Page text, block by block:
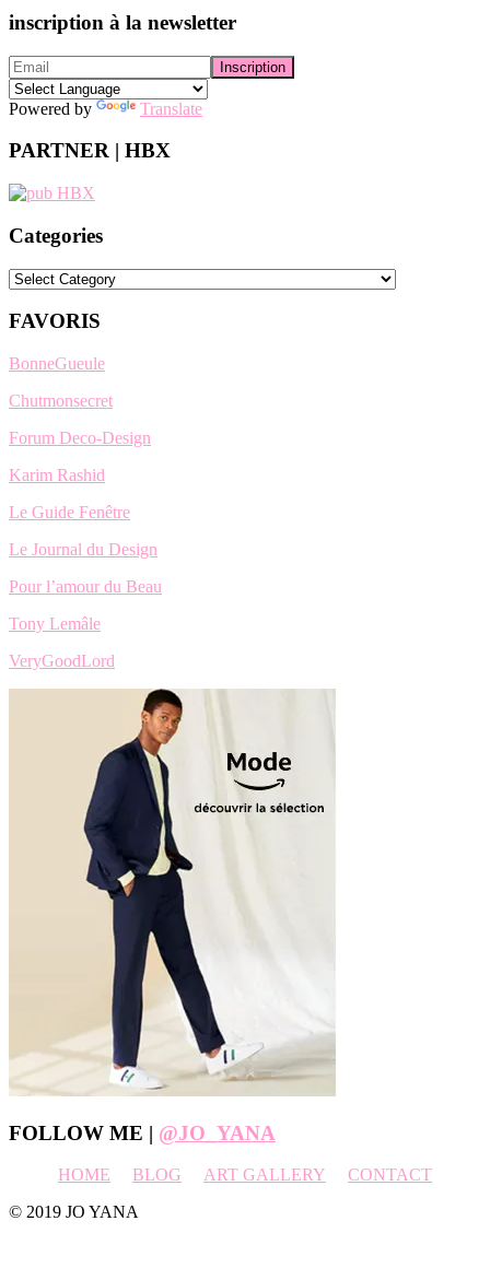
inscription à la newsletter
Powered by Translate
PARTNER | HBX
Categories
Categories
FAVORIS
BonneGueule
Chutmonsecret
Forum Deco-Design
Karim Rashid
Le Guide Fenêtre
Le Journal du Design
Pour l’amour du Beau
Tony Lemâle
VeryGoodLord
Footer
FOLLOW ME | @JO_YANA
HOME BLOG ART GALLERY
CONTACT
© 2019 JO YANA